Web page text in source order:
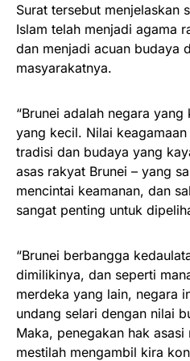
Surat tersebut menjelaskan
Islam telah menjadi agama
dan menjadi acuan budaya
masyarakatnya.
“Brunei adalah negara
yang kecil. Nilai
tradisi dan budaya yang
asas rakyat Brunei – yang
mencintai keamanan, dan
sangat penting untuk
“Brunei berbangga
dimilikinya, dan seperti
merdeka yang lain, negara
undang selari dengan nilai
Maka, penegakan hak asasi
mestilah mengambil kira